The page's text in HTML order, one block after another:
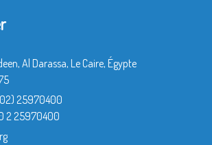
Al Darassa, Le Caire, Égypte
25970400
2 25970400